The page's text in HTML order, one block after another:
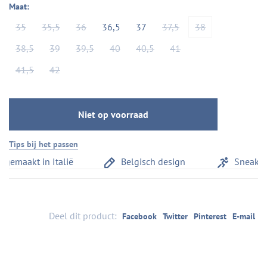
Maat:
35 35,5 36 36,5 37 37,5
38
38,5
39 39,5 40 40,5
41
41,5
42
Niet op voorraad
Tips bij het passen
in Italië Belgisch design
Deel dit product: Facebook Twitter Pinterest E-mail